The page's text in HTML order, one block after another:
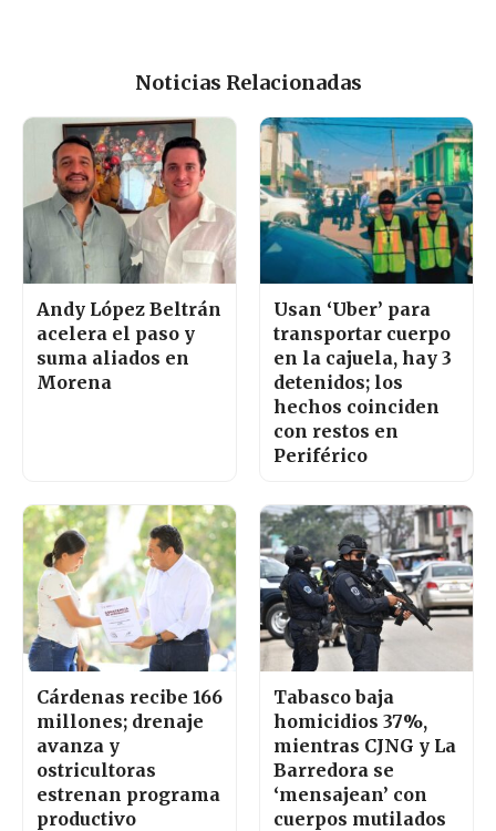
Noticias Relacionadas
Andy López Beltrán
acelera el paso y
suma aliados en
Morena
Usan ‘Uber’ para
transportar cuerpo
en la cajuela, hay 3
detenidos; los
hechos coinciden
con restos en
Periférico
Cárdenas recibe 166
millones; drenaje
avanza y
ostricultoras
estrenan programa
productivo
Tabasco baja
homicidios 37%,
mientras CJNG y La
Barredora se
‘mensajean’ con
cuerpos mutilados